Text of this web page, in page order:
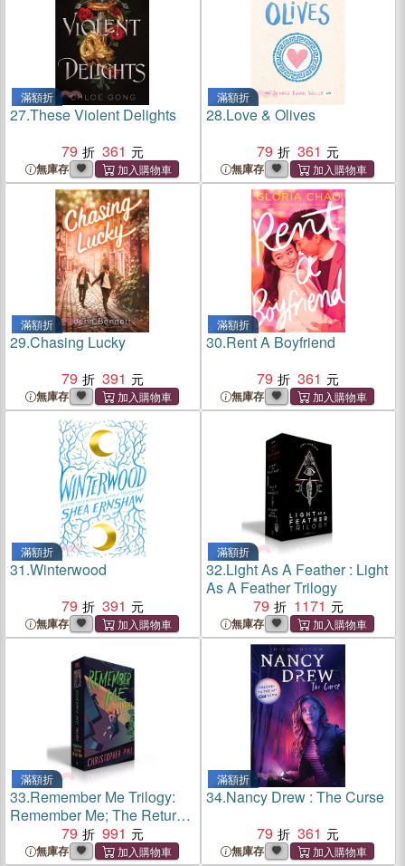
滿額折
27.These Violent Delights
79
361
無庫存
滿額折
28.Love & Olives
79
361
無庫存
滿額折
29.Chasing Lucky
79
391
無庫存
滿額折
30.Rent A Boyfriend
79
361
無庫存
滿額折
31.Winterwood
79
391
無庫存
滿額折
32.Light As A Feather : Light
As A Feather Trilogy
79
1171
無庫存
滿額折
33.Remember Me Trilogy:
Remember Me; The Return;
The Last Story
79 991
無庫存
滿額折
34.Nancy Drew : The Curse
79
361
無庫存